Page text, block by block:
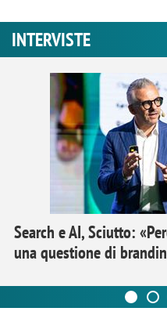
INTERVISTE
Search e AI, Sciutto:
una questione di